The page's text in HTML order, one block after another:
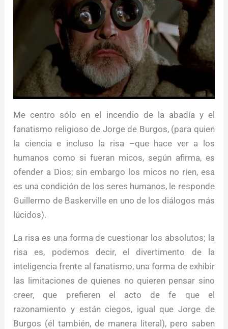
Me centro sólo en el incendio de la abadía y el
fanatismo religioso de Jorge de Burgos, (para quien
la ciencia e incluso la risa –que hace ver a los
humanos como si fueran micos, según afirma, es
ofender a Dios; sin embargo los micos no ríen, esa
es una condición de los seres humanos, le responde
Guillermo de Baskerville en uno de los diálogos más
lúcidos).
La risa es una forma de cuestionar los absolutos; la
risa es, podemos decir, el divertimento de la
inteligencia frente al fanatismo, una forma de exhibir
las limitaciones de quienes no quieren pensar sino
creer, que prefieren el acto de fe que el
razonamiento y están ciegos, igual que Jorge de
Burgos (él también, de manera literal), pero saben